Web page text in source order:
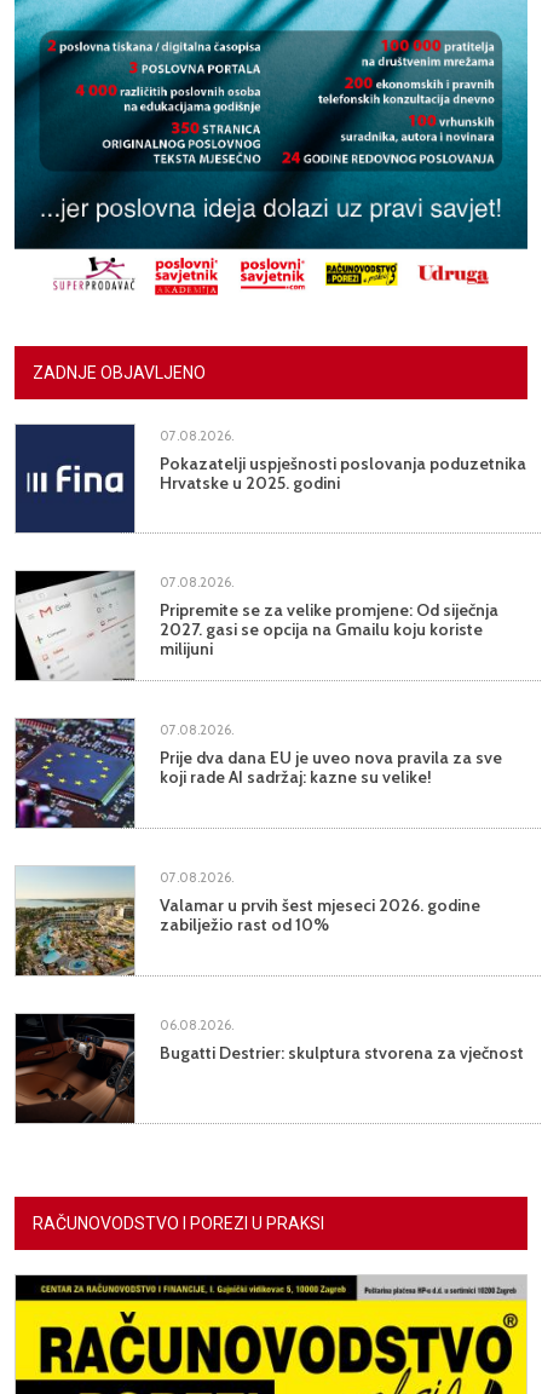
ZADNJE OBJAVLJENO
07.08.2026.
Pokazatelji uspješnosti poslovanja poduzetnika
Hrvatske u 2025. godini
07.08.2026.
Pripremite se za velike promjene: Od siječnja
2027. gasi se opcija na Gmailu koju koriste
milijuni
07.08.2026.
Prije dva dana EU je uveo nova pravila za sve
koji rade AI sadržaj: kazne su velike!
07.08.2026.
Valamar u prvih šest mjeseci 2026. godine
zabilježio rast od 10%
06.08.2026.
Bugatti Destrier: skulptura stvorena za vječnost
RAČUNOVODSTVO I POREZI U PRAKSI